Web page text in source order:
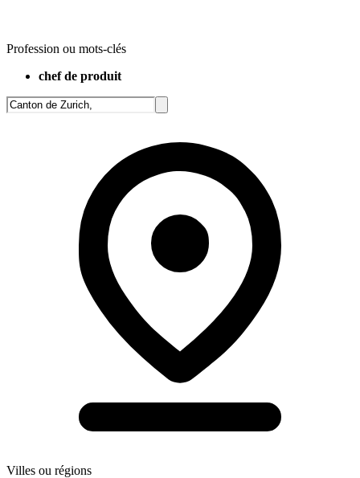
Profession ou mots-clés
chef de produit
Villes ou régions